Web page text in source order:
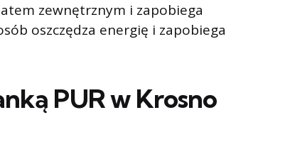
zewnętrznym i zapobiega
oszczędza energię i zapobiega
PUR w Krosno